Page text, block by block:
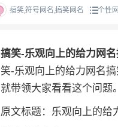
搞笑,符号网名,搞笑网名 个性
搞笑-乐观向上的给力网
笑-乐观向上的给力网名
就带领大家看看这个问题。
原文标题：乐观向上的给